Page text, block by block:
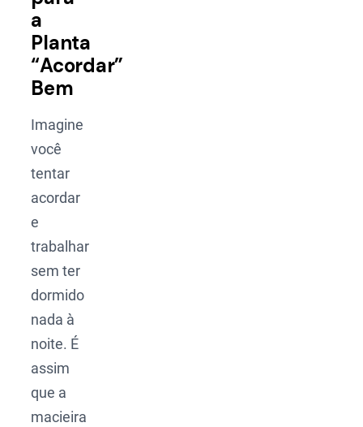
a
Planta
“Acordar”
Bem
Imagine
você
tentar
acordar
e
trabalhar
sem ter
dormido
nada à
noite. É
assim
que a
macieira